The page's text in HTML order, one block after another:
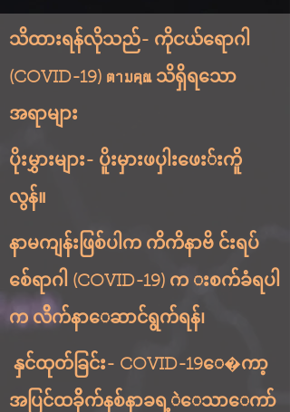
သိထားရန်လိုသည်- ကိုငယ်ရောဂါ
(COVID-19) ตามคุณ သိရှိရသော
အရာများ
ပိုးမွှားများ- ပိူးမှားဖပှါးဖေး်းကိူ
လွန်။
နာမကျန်းဖြစ်ပါက ကိကိနာဗိ င်းရပ်
စ်ေရာဂါ (COVID-19) က းစက်ခံရပါ
က လိိက်နာေဆာင်ရွက်ရန်၊
နှင်ထုတ်ခြင်း- COVID-19ေ�ကာ့
အပြင်ထခိိုက်နစ်နာခရ့ဲေသာေကာ်